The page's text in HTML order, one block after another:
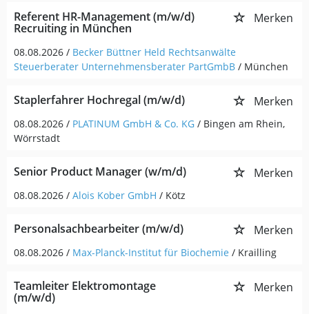
Referent HR-Management (m/w/d)
Recruiting in München
Merken
08.08.2026 / Becker Büttner Held Rechtsanwälte
Steuerberater Unternehmensberater PartGmbB / München
Staplerfahrer Hochregal (m/w/d) Merken
08.08.2026 / PLATINUM GmbH & Co. KG / Bingen am Rhein,
Wörrstadt
Senior Product Manager (w/m/d) Merken
08.08.2026 / Alois Kober GmbH / Kötz
Personalsachbearbeiter (m/w/d) Merken
08.08.2026 / Max-Planck-Institut für Biochemie / Krailling
Teamleiter Elektromontage
(m/w/d)
Merken